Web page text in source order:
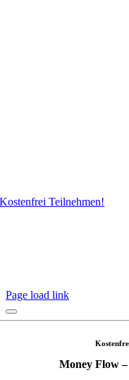
Kostenfrei Teilnehmen!
Page load link
Money Flow